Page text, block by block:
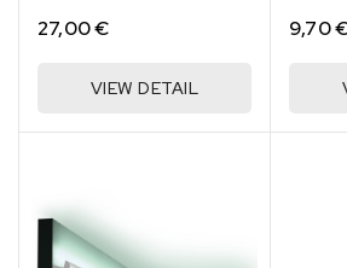
27,00 €
VIEW DETAIL
9,70